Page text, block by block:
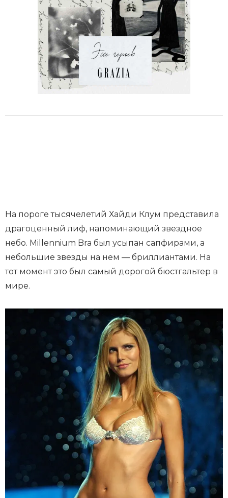
На пороге тысячелетий Хайди Клум представила
драгоценный лиф, напоминающий звездное
небо. Millennium Bra был усыпан сапфирами, а
небольшие звезды на нем — бриллиантами. На
тот момент это был самый дорогой бюстгальтер в
мире.